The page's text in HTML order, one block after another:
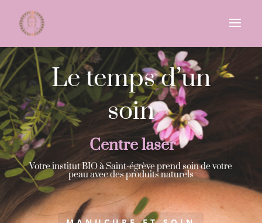
Le temps d’un
soin
Centre laser
Votre institut BIO à Saint-égrève prend soin de votre
peau avec des produits naturels